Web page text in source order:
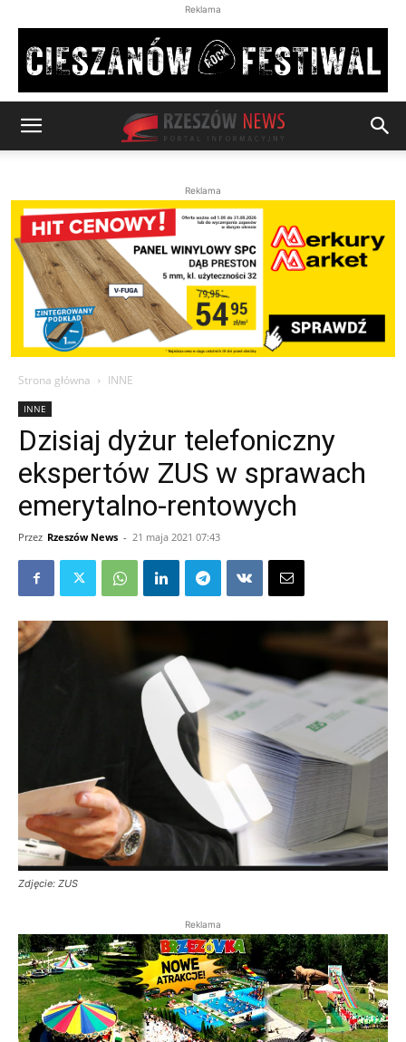
Reklama
Reklama
Strona główna INNE
INNE
Dzisiaj dyżur telefoniczny
ekspertów ZUS w sprawach
emerytalno-rentowych
Przez Rzeszów News - 21 maja 2021 07:43
Zdjęcie: ZUS
Reklama